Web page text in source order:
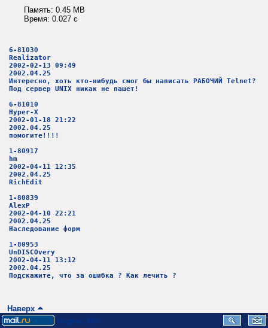
Память: 0.45 MB
Время: 0.027 c
6-81030
Realizator
2002-02-13 09:49
2002.04.25
Интересно, хоть кто-нибудь смог бы написать РАБОЧИЙ Telnet?
Под сервер UNIX никак не пашет!
6-81010
Hyper-X
2002-01-18 21:22
2002.04.25
помогите!!!!
1-80917
hm
2002-04-11 12:35
2002.04.25
RichEdit
1-80839
AlexP
2002-04-10 22:21
2002.04.25
Наследование форм
1-80953
UnDISCOvery
2002-04-11 13:12
2002.04.25
Подскажите, что за ошибка ? Как лечить ?
Наверх